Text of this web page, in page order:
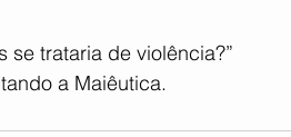
se trataria de violência?”
a Maiêutica.